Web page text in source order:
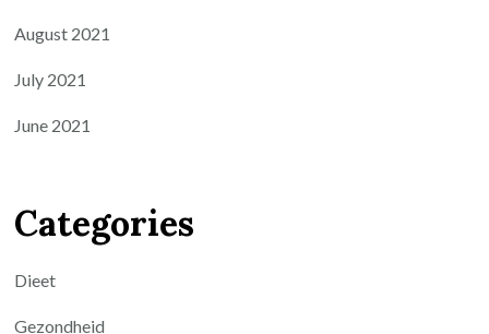
August 2021
July 2021
June 2021
Categories
Dieet
Gezondheid